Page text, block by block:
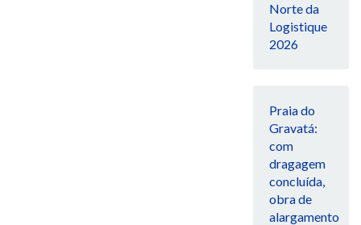
Norte da
Logistique
2026
Praia do
Gravatá:
com
dragagem
concluída,
obra de
alargamento